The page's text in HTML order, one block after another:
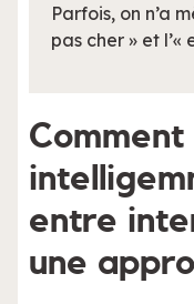
Parfois, on n’a
pas cher » et l’«
entre
une